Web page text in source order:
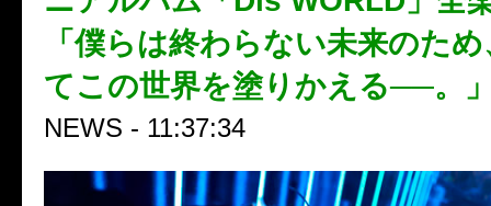
「僕らは終わらない未来のた
てこの世界を塗りかえる──。
NEWS - 11:37:34